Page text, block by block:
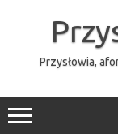
Przysłowia,